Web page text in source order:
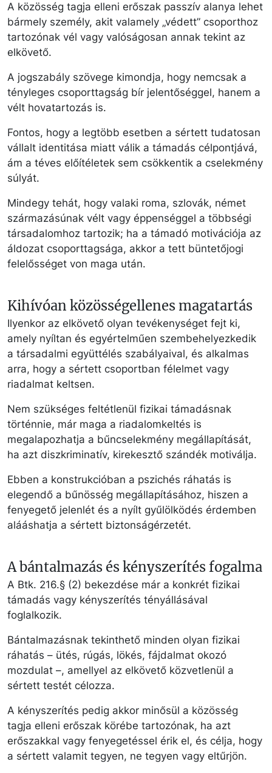
A közösség tagja elleni erőszak passzív alanya lehet
bármely személy, akit valamely „védett” csoporthoz
tartozónak vél vagy valóságosan annak tekint az
elkövető.
A jogszabály szövege kimondja, hogy nemcsak a
tényleges csoporttagság bír jelentőséggel, hanem a
vélt hovatartozás is.
Fontos, hogy a legtöbb esetben a sértett tudatosan
vállalt identitása miatt válik a támadás célpontjává,
ám a téves előítéletek sem csökkentik a cselekmény
súlyát.
Mindegy tehát, hogy valaki roma, szlovák, német
származásúnak vélt vagy éppenséggel a többségi
társadalomhoz tartozik; ha a támadó motivációja az
áldozat csoporttagsága, akkor a tett büntetőjogi
felelősséget von maga után.
Kihívóan közösségellenes magatartás
Ilyenkor az elkövető olyan tevékenységet fejt ki,
amely nyíltan és egyértelműen szembehelyezkedik
a társadalmi együttélés szabályaival, és alkalmas
arra, hogy a sértett csoportban félelmet vagy
riadalmat keltsen.
Nem szükséges feltétlenül fizikai támadásnak
történnie, már maga a riadalomkeltés is
megalapozhatja a bűncselekmény megállapítását,
ha azt diszkriminatív, kirekesztő szándék motiválja.
Ebben a konstrukcióban a pszichés ráhatás is
elegendő a bűnösség megállapításához, hiszen a
fenyegető jelenlét és a nyílt gyűlölködés érdemben
alááshatja a sértett biztonságérzetét.
A bántalmazás és kényszerítés fogalma
A Btk. 216.§ (2) bekezdése már a konkrét fizikai
támadás vagy kényszerítés tényállásával
foglalkozik.
Bántalmazásnak tekinthető minden olyan fizikai
ráhatás – ütés, rúgás, lökés, fájdalmat okozó
mozdulat –, amellyel az elkövető közvetlenül a
sértett testét célozza.
A kényszerítés pedig akkor minősül a közösség
tagja elleni erőszak körébe tartozónak, ha azt
erőszakkal vagy fenyegetéssel érik el, és célja, hogy
a sértett valamit tegyen, ne tegyen vagy eltűrjön.